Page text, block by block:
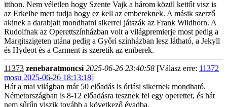
itthon. Nem véletlen hogy Szente Vajk a három közül kettőt visz is
az Erkelbe mert tudja hogy ez kell az embereknek. A másik szerző
akinek a darabjait mondhatni sikerrel játszák az Frank Wildhorn. A
Rudolfnak az Operettszínházban volt a világpremierje most pedig a
Margitszigeten utána pedig a Győri színházban lesz látható, a Jekyll
és Hydeot és a Carment is szeretik az emberek.
11373 zenebaratmoncsi 2025-06-26 23:40:58 [Válasz erre: 11372
mosu 2025-06-26 18:13:18]
Hát a mai világban már 50 előadás is óriási sikernek mondható.
Németországban is 8-12 előadásra tesznek fel egy operettet, és hát
nem sűrűn viszik tovább a következő évadba.